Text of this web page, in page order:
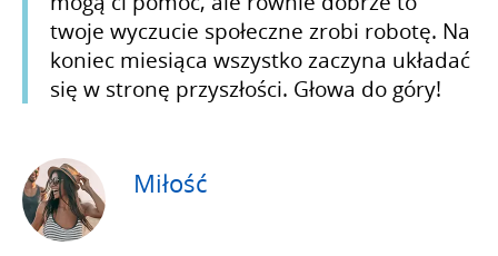
twoje wyczucie społeczne zrobi robotę. Na
koniec miesiąca wszystko zaczyna układać
się w stronę przyszłości. Głowa do góry!
Miłość